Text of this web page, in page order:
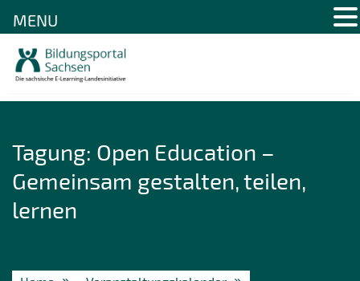
Tagung: Open Education –
Gemeinsam gestalten, teilen,
lernen
MENU